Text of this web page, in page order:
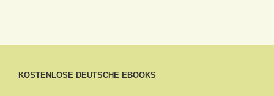
KOSTENLOSE DEUTSCHE EBOOKS